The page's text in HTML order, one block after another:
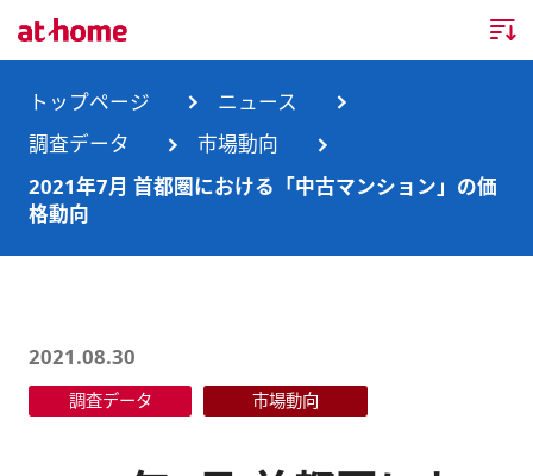
トップページ
企業情報
事業所・グループ会社
ニュースリリース
不動産会社間情報流通サービス
新卒採用情報
キャリア採用情報
お問合せ
トップページ
ニュース
調査データ
市場動向
2021年7月 首都圏における「中古マンション」の価
格動向
2021.08.30
調査データ 市場動向